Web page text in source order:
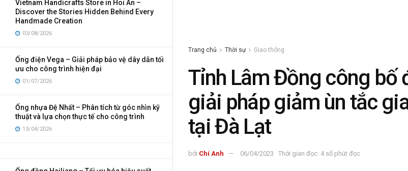
Vietnam Handicrafts Store in Hoi An –
Discover the Stories Hidden Behind Every
Handmade Creation
03/08/2026
Ống điện Vega – Giải pháp bảo vệ dây dẫn tối
ưu cho công trình hiện đại
01/07/2026
Ống nhựa Đệ Nhất – Phân tích từ góc nhìn kỹ
thuật và lựa chọn thực tế cho công trình
13/04/2026
Trang chủ Thời sự Giao thông
Tỉnh Lâm Đồng công bố
giải pháp giảm ùn tắc
tại Đà Lạt
bởi Chí Anh 06/04/2023 Thời gian đọc: 4 số phút đọc